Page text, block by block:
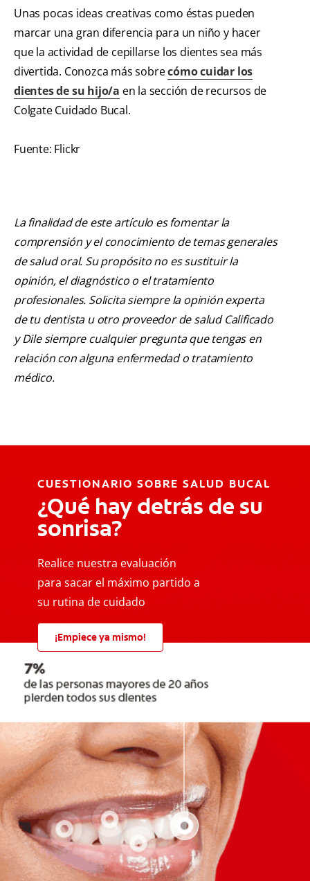
Unas pocas ideas creativas como éstas pueden
marcar una gran diferencia para un niño y hacer
que la actividad de cepillarse los dientes sea más
divertida. Conozca más sobrecómo cuidar los
dientes de su hijo/a en la sección de recursos de
Colgate Cuidado Bucal.
Fuente: Flickr
La finalidad de este artículo es fomentar la
comprensión y el conocimiento de temas generales
de salud oral. Su propósito no es sustituir la
opinión, el diagnóstico o el tratamiento
profesionales. Solicita siempre la opinión experta
de tu dentista u otro proveedor de salud Calificado
y Dile siempre cualquier pregunta que tengas en
relación con alguna enfermedad o tratamiento
médico.
CUESTIONARIO SOBRE SALUD BUCAL
¿Qué hay detrás de su
sonrisa?
Realice nuestra evaluación
para sacar el máximo partido a
su rutina de cuidado
¡Empiece ya mismo!